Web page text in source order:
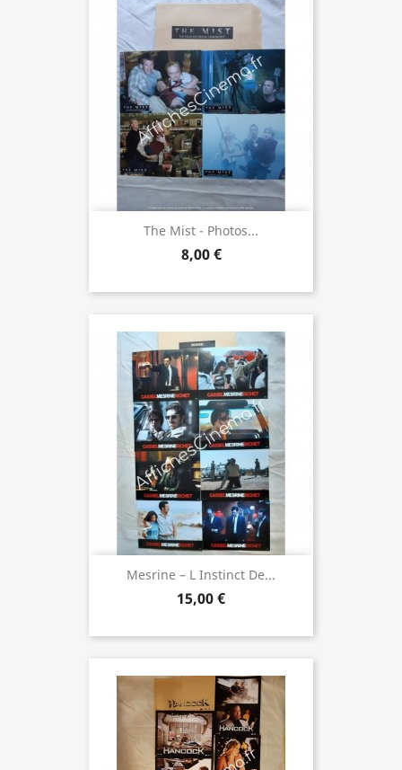
The Mist - Photos...
8,00 €
Mesrine – L Instinct De...
15,00 €